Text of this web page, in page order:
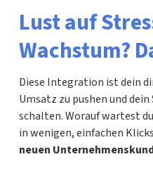
Lust auf
Wachstum?
Diese Integration ist dein
Umsatz zu pushen und
schalten. Worauf wartest
in wenigen, einfachen
neuen